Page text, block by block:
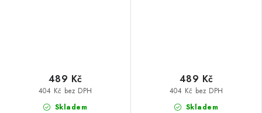
Skladem
404 Kč bez DPH
489 Kč
Skladem
404 Kč bez DPH
489 Kč